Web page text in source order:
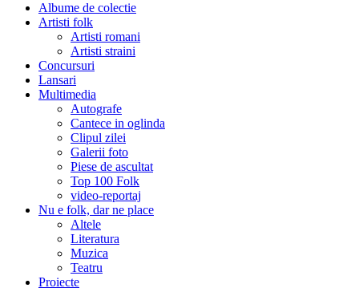
Albume de colectie
Artisti folk
Artisti romani
Artisti straini
Concursuri
Lansari
Multimedia
Autografe
Cantece in oglinda
Clipul zilei
Galerii foto
Piese de ascultat
Top 100 Folk
video-reportaj
Nu e folk, dar ne place
Altele
Literatura
Muzica
Teatru
Proiecte